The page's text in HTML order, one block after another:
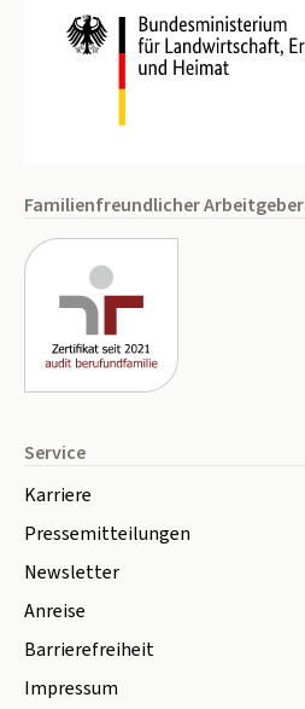
Familienfreundlicher Arbeitgeber
Service
Karriere
Pressemitteilungen
Newsletter
Anreise
Barrierefreiheit
Impressum